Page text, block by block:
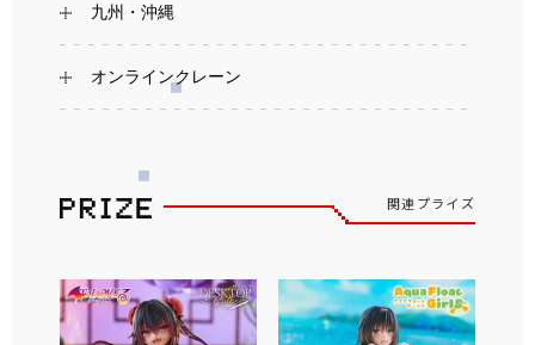
九州・沖縄
オンラインクレーン
関連プライズ